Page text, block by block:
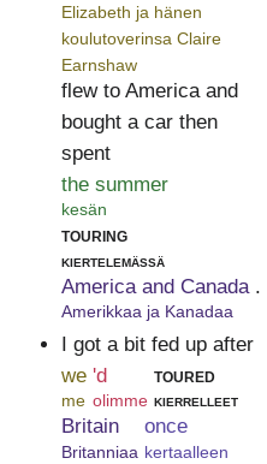
Elizabeth ja hänen
koulutoverinsa Claire
Earnshaw
flew to America and
bought a car then
spent
the summer
kesän
touring
kiertelemässä
America and Canada
Amerikkaa ja Kanadaa
.
I got a bit fed up after
we
me
'd
olimme
toured
kierrelleet
Britain
Britanniaa
once
kertaalleen